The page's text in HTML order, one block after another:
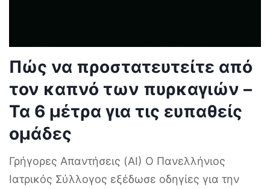
Πώς να προστατευτείτε από
τον καπνό των πυρκαγιών –
Τα 6 μέτρα για τις ευπαθείς
ομάδες
Γρήγορες Απαντήσεις (AI) Ο Πανελλήνιος
Ιατρικός Σύλλογος εξέδωσε οδηγίες για την